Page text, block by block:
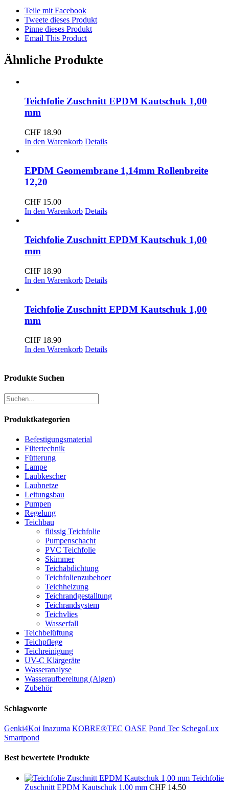
Watt,
Thermostat
Menge
Teile mit Facebook
Tweete dieses Produkt
Pinne dieses Produkt
Email This Product
Ähnliche Produkte
Teichfolie Zuschnitt EPDM Kautschuk 1,00
mm
CHF 18.90
In den Warenkorb Details
EPDM Geomembrane 1,14mm Rollenbreite
12,20
CHF 15.00
In den Warenkorb Details
Teichfolie Zuschnitt EPDM Kautschuk 1,00
mm
CHF 18.90
In den Warenkorb Details
Teichfolie Zuschnitt EPDM Kautschuk 1,00
mm
CHF 18.90
In den Warenkorb Details
Produkte Suchen
Produktkategorien
Befestigungsmaterial
Filtertechnik
Fütterung
Lampe
Laubkescher
Laubnetze
Leitungsbau
Pumpen
Regelung
Teichbau
flüssig Teichfolie
Pumpenschacht
PVC Teichfolie
Skimmer
Teichabdichtung
Teichfolienzubehoer
Teichheizung
Teichrandgestalltung
Teichrandsystem
Teichvlies
Wasserfall
Teichbelüftung
Teichpflege
Teichreinigung
UV-C Klärgeräte
Wasseranalyse
Wasseraufbereitung (Algen)
Zubehör
Schlagworte
Genki4Koi Inazuma KOBRE®TEC OASE Pond Tec SchegoLux
Smartpond
Best bewertete Produkte
Teichfolie
Zuschnitt EPDM Kautschuk 1,00 mm CHF 14.50